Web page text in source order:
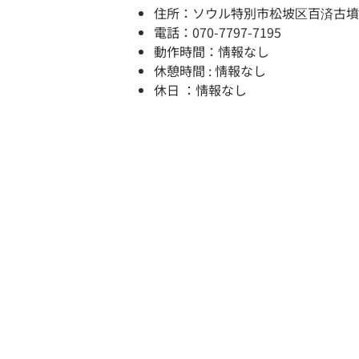
住所：ソウル特別市松坡区百済古
電話：070-7797-7195
動作時間：情報なし
休憩時間 : 情報なし
休日 ：情報なし